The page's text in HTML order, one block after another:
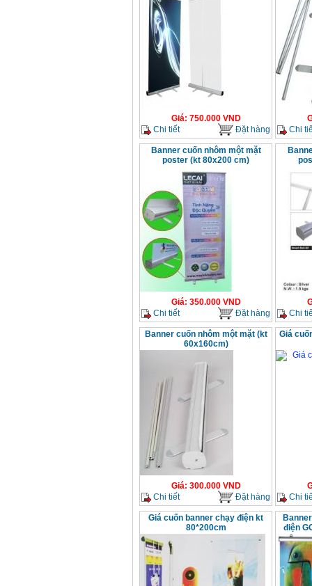
Giá: 750.000VND
Chi tiết
Đặt hàng
Chi
Banner cuốn nhôm một mặt
poster (kt 80x200 cm)
Giá: 350.000VND
Chi tiết
Đặt hàng
Chi
Banner cuốn nhôm một mặt (kt
60x160cm)
Giá: 300.000VND
Chi tiết
Đặt hàng
Giá
Chi
Giá cuốn banner chạy điện kt
80*200cm
điện